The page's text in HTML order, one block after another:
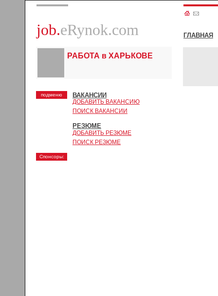
job.eRynok.com ГЛАВНАЯ
РАБОТА в ХАРЬКОВЕ
подменю ВАКАНСИИ
ДОБАВИТЬ ВАКАНСИЮ
ПОИСК ВАКАНСИИ
РЕЗЮМЕ
ДОБАВИТЬ РЕЗЮМЕ
ПОИСК РЕЗЮМЕ
Спонсоры: